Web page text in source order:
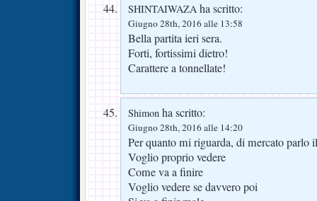
SHINTAIWAZA ha scritto:
Giugno 28th, 2016 alle 13:58
Bella partita ieri sera.
Forti, fortissimi dietro!
Carattere a tonnellate!
Shimon ha scritto:
Giugno 28th, 2016 alle 14:20
Per quanto mi riguarda, di mercato parlo
Voglio proprio vedere
Come va a finire
Voglio vedere se davvero poi